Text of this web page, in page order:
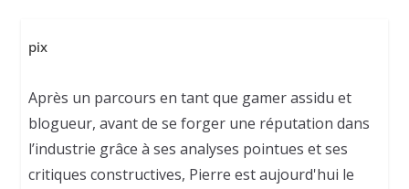
pix
Après un parcours en tant que gamer assidu et
blogueur, avant de se forger une réputation dans
l’industrie grâce à ses analyses pointues et ses
critiques constructives, Pierre est aujourd'hui le